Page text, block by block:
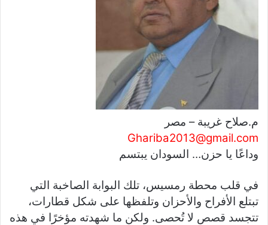
ا
ت
ر
و
ن
ي
ا
م.صلاح غريبة – مصر
Ghariba2013@gmail.com
وداعًا يا حزن… السودان يبتسم
في قلب محطة رمسيس، تلك البوابة الصاخبة التي
تبتلع الأفراح والأحزان وتلفظها على شكل قطارات،
تتجسد قصص لا تُحصى. ولكن ما شهدته مؤخرًا في هذه